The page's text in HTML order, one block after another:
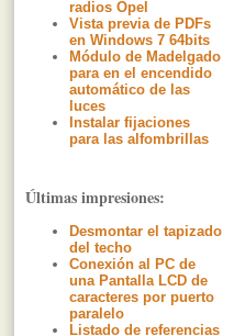
radios Opel
Vista previa de PDFs
en Windows 7 64bits
Módulo de Madelgado
para en el encendido
automático de las
luces
Instalar fijaciones
para las alfombrillas
Últimas impresiones:
Desmontar el tapizado
del techo
Conexión al PC de
una Pantalla LCD de
caracteres por puerto
paralelo
Listado de referencias